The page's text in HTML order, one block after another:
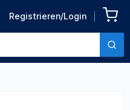
Registrieren/Login